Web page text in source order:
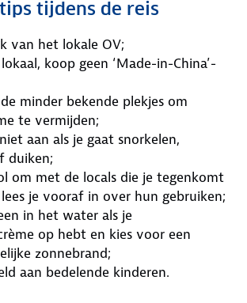
tijdens de reis
van het lokale OV;
koop geen ‘Made-in-China’-
minder bekende plekjes om
te vermijden;
aan als je gaat snorkelen,
duiken;
om met de locals die je tegenkomt
je vooraf in over hun gebruiken;
in het water als je
op hebt en kies voor een
zonnebrand;
aan bedelende kinderen.